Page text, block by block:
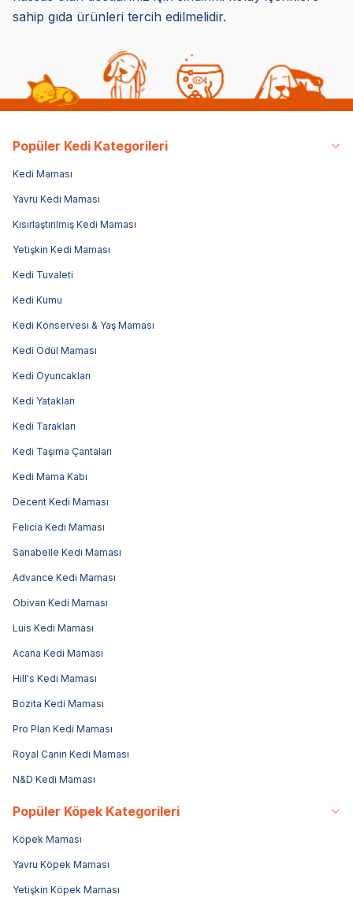
sahip gıda ürünleri tercih edilmelidir.
Popüler Kedi Kategorileri
Kedi Maması
Yavru Kedi Maması
Kısırlaştırılmış Kedi Maması
Yetişkin Kedi Maması
Kedi Tuvaleti
Kedi Kumu
Kedi Konservesi & Yaş Maması
Kedi Ödül Maması
Kedi Oyuncakları
Kedi Yatakları
Kedi Tarakları
Kedi Taşıma Çantaları
Kedi Mama Kabı
Decent Kedi Maması
Felicia Kedi Maması
Sanabelle Kedi Maması
Advance Kedi Maması
Obivan Kedi Maması
Luis Kedi Maması
Acana Kedi Maması
Hill's Kedi Maması
Bozita Kedi Maması
Pro Plan Kedi Maması
Royal Canin Kedi Maması
N&D Kedi Maması
Popüler Köpek Kategorileri
Köpek Maması
Yavru Köpek Maması
Yetişkin Köpek Maması